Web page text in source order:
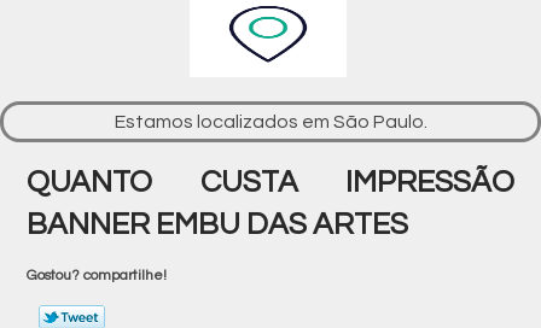
Estamos localizados em São Paulo.
QUANTO CUSTA IMPRESSÃO
BANNER EMBU DAS ARTES
Gostou? compartilhe!